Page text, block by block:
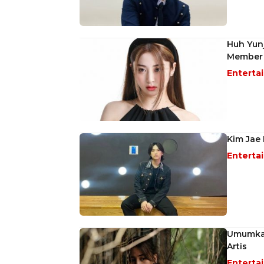
Huh
Member
Kim Jae
Artis